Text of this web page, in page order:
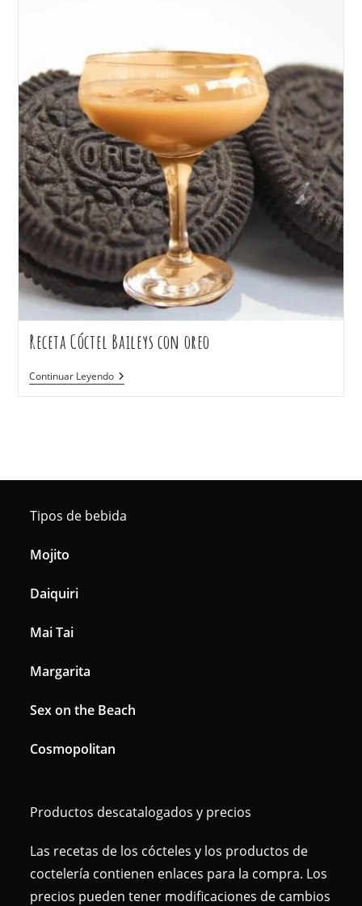
Receta Cóctel Baileys con oreo
Continuar Leyendo
Tipos de bebida
Mojito
Daiquiri
Mai Tai
Margarita
Sex on the Beach
Cosmopolitan
Productos descatalogados y precios
Las recetas de los cócteles y los productos de
coctelería contienen enlaces para la compra. Los
precios pueden tener modificaciones de cambios